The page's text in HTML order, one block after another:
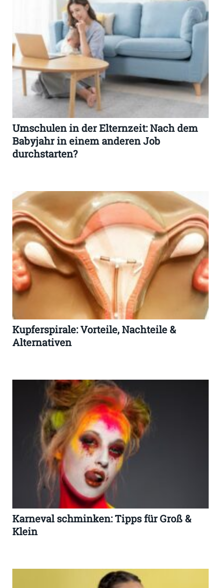
Umschulen in der Elternzeit: Nach dem
Babyjahr in einem anderen Job
durchstarten?
Kupferspirale: Vorteile, Nachteile &
Alternativen
Karneval schminken: Tipps für Groß &
Klein